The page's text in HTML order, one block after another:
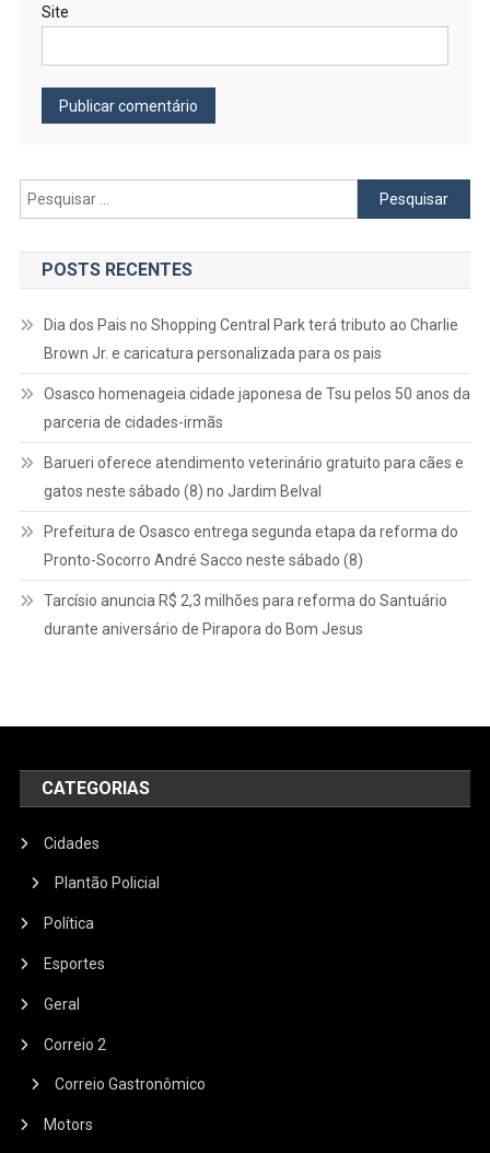
Site
Pesquisar
por:
POSTS RECENTES
Dia dos Pais no Shopping Central Park terá tributo ao Charlie
Brown Jr. e caricatura personalizada para os pais
Osasco homenageia cidade japonesa de Tsu pelos 50 anos da
parceria de cidades-irmãs
Barueri oferece atendimento veterinário gratuito para cães e
gatos neste sábado (8) no Jardim Belval
Prefeitura de Osasco entrega segunda etapa da reforma do
Pronto-Socorro André Sacco neste sábado (8)
Tarcísio anuncia R$ 2,3 milhões para reforma do Santuário
durante aniversário de Pirapora do Bom Jesus
CATEGORIAS
Cidades
Plantão Policial
Política
Esportes
Geral
Correio 2
Correio Gastronômico
Motors